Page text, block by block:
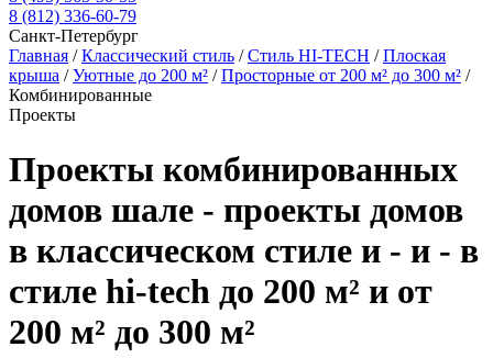
8 (812) 336-60-79
Санкт-Петербург
Главная /Классический стиль /Стиль HI-TECH /Плоская
крыша /Уютные до 200 м² /Просторные от 200 м² до 300 м² /
Комбинированные
Проекты
Проекты комбинированных
домов шале - проекты домов
в классическом стиле и - и - в
стиле hi-tech до 200 м² и от
200 м² до 300 м²